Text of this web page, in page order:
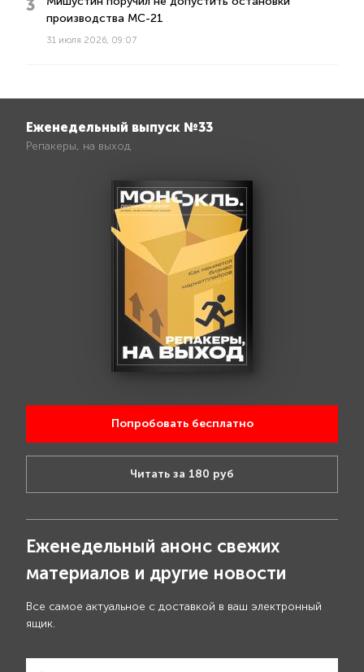
производства МС-21
31 июля 2026, 09:07
Еженедельный выпуск №33
Репакеры, на выход
Попробовать бесплатно
Читать за 180 руб
Еженедельный анонс свежих
материалов и другие новости
Все самое актуальное с доставкой в ваш электронный
ящик.